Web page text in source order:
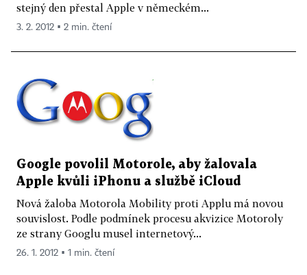
stejný den přestal Apple v německém...
3. 2. 2012 ▪ 2 min. čtení
Google povolil Motorole, aby žalovala
Apple kvůli iPhonu a službě iCloud
Nová žaloba Motorola Mobility proti Applu má novou
souvislost. Podle podmínek procesu akvizice Motoroly
ze strany Googlu musel internetový...
26. 1. 2012 ▪ 1 min. čtení